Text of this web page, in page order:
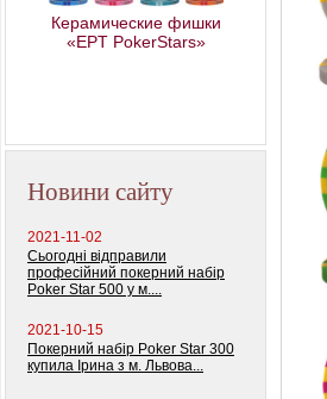
Керамические фишки
«EPT PokerStars»
"Monte Carlo
Новини сайту
2021-11-02
Сьогодні відправили
професійний покерний набір
Poker Star 500 у м....
2021-10-15
Покерний набір Poker Star 300
купила Ірина з м. Львова...